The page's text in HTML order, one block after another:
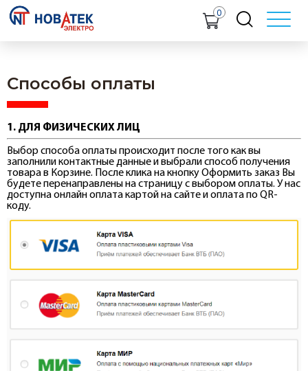
0
Способы оплаты
1. ДЛЯ ФИЗИЧЕСКИХ ЛИЦ
Выбор способа оплаты происходит после того как вы
заполнили контактные данные и выбрали способ получения
товара в Корзине. После клика на кнопку Оформить заказ Вы
будете перенаправлены на страницу с выбором оплаты. У нас
доступна онлайн оплата картой на сайте и оплата по QR-
коду.